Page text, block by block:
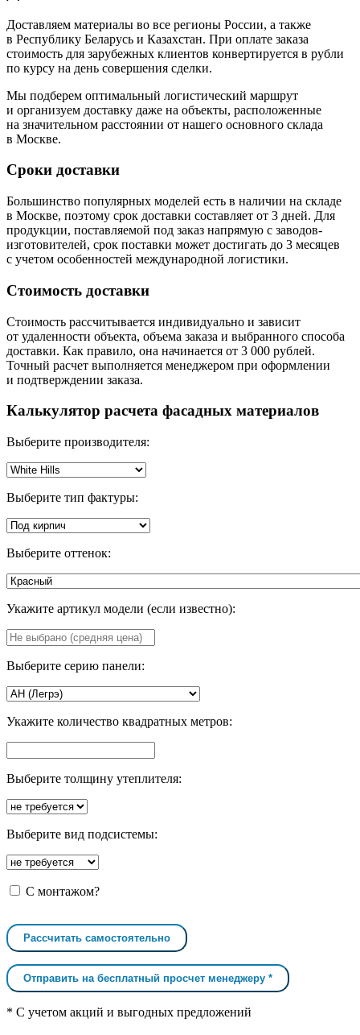
Доставляем материалы во все регионы России, а также
в Республику Беларусь и Казахстан. При оплате заказа
стоимость для зарубежных клиентов конвертируется в рубли
по курсу на день совершения сделки.
Мы подберем оптимальный логистический маршрут
и организуем доставку даже на объекты, расположенные
на значительном расстоянии от нашего основного склада
в Москве.
Сроки доставки
Большинство популярных моделей есть в наличии на складе
в Москве, поэтому срок доставки составляет от 3 дней. Для
продукции, поставляемой под заказ напрямую с заводов-
изготовителей, срок поставки может достигать до 3 месяцев
с учетом особенностей международной логистики.
Стоимость доставки
Стоимость рассчитывается индивидуально и зависит
от удаленности объекта, объема заказа и выбранного способа
доставки. Как правило, она начинается от 3 000 рублей.
Точный расчет выполняется менеджером при оформлении
и подтверждении заказа.
Калькулятор расчета фасадных материалов
Выберите производителя:
Выберите тип фактуры:
Выберите оттенок:
Укажите артикул модели (если известно):
Выберите серию панели:
Укажите количество квадратных метров:
Выберите толщину утеплителя:
Выберите вид подсистемы:
С монтажом?
Рассчитать самостоятельно
Отправить на бесплатный просчет менеджеру *
* С учетом акций и выгодных предложений